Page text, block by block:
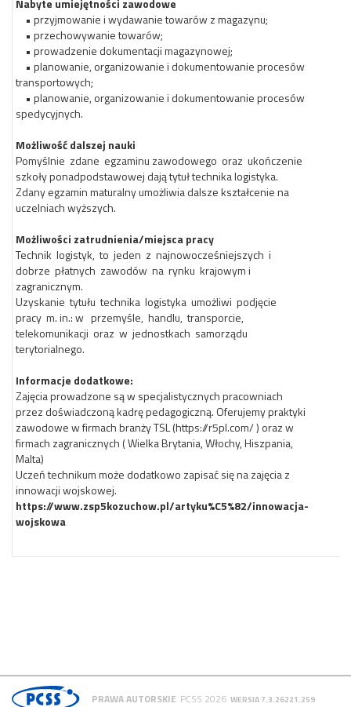
Nabyte umiejętności zawodowe
• przyjmowanie i wydawanie towarów z magazynu;
• przechowywanie towarów;
• prowadzenie dokumentacji magazynowej;
• planowanie, organizowanie i dokumentowanie procesów
transportowych;
• planowanie, organizowanie i dokumentowanie procesów
spedycyjnych.
Możliwość dalszej nauki
Pomyślnie zdane egzaminu zawodowego oraz ukończenie
szkoły ponadpodstawowej dają tytuł technika logistyka.
Zdany egzamin maturalny umożliwia dalsze kształcenie na
uczelniach wyższych.
Możliwości zatrudnienia/miejsca pracy
Technik logistyk, to jeden z najnowocześniejszych i
dobrze płatnych zawodów na rynku krajowym i
zagranicznym.
Uzyskanie tytułu technika logistyka umożliwi podjęcie
pracy m. in.: w przemyśle, handlu, transporcie,
telekomunikacji oraz w jednostkach samorządu
terytorialnego.
Informacje dodatkowe:
Zajęcia prowadzone są w specjalistycznych pracowniach
przez doświadczoną kadrę pedagogiczną. Oferujemy praktyki
zawodowe w firmach branży TSL (https://r5pl.com/ ) oraz w
firmach zagranicznych ( Wielka Brytania, Włochy, Hiszpania,
Malta)
Uczeń technikum może dodatkowo zapisać się na zajęcia z
innowacji wojskowej.
https://www.zsp5kozuchow.pl/artyku%C5%82/innowacja-
wojskowa
PRAWA AUTORSKIE PCSS 2026 WERSJA 7.3.26221.259